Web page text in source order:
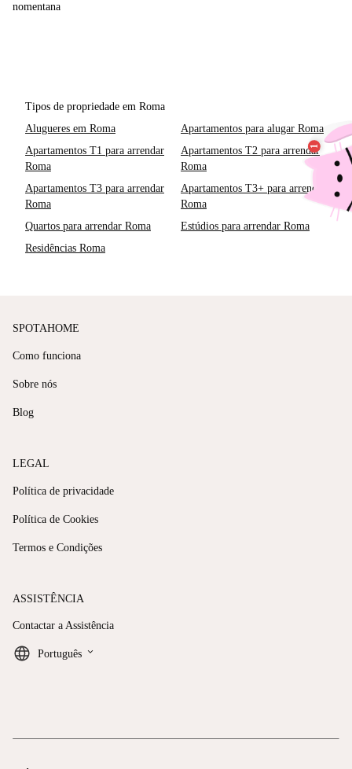
nomentana
Tipos de propriedade em Roma
Alugueres em Roma
Apartamentos para alugar Roma
Apartamentos T1 para arrendar
Roma
Apartamentos T2 para arrendar
Roma
Apartamentos T3 para arrendar
Roma
Apartamentos T3+ para arrendar
Roma
Quartos para arrendar Roma
Estúdios para arrendar Roma
Residências Roma
SPOTAHOME
Como funciona
Sobre nós
Blog
LEGAL
Política de privacidade
Política de Cookies
Termos e Condições
ASSISTÊNCIA
Contactar a Assistência
Português keyboard_arrow_down